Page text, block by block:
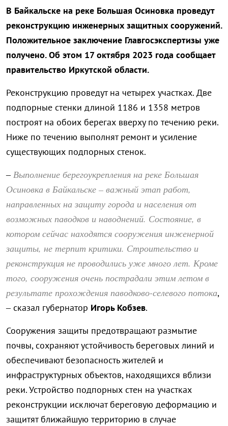
В Байкальске на реке Большая Осиновка проведут
реконструкцию инженерных защитных сооружений.
Положительное заключение Главгосэкспертизы уже
получено. Об этом 17 октября 2023 года сообщает
правительство Иркутской области.
Реконструкцию проведут на четырех участках. Две
подпорные стенки длиной 1186 и 1358 метров
построят на обоих берегах вверху по течению реки.
Ниже по течению выполнят ремонт и усиление
существующих подпорных стенок.
–Выполнение берегоукрепления на реке Большая
Осиновка в Байкальске – важный этап работ,
направленных на защиту города и населения от
возможных паводков и наводнений. Состояние, в
котором сейчас находятся сооружения инженерной
защиты, не терпит критики. Строительство и
реконструкция не проводились уже много лет. Кроме
того, сооружения очень пострадали этим летом в
результате прохождения паводково-селевого потока,
– сказал губернатор Игорь Кобзев.
Сооружения защиты предотвращают размытие
почвы, сохраняют устойчивость береговых линий и
обеспечивают безопасность жителей и
инфраструктурных объектов, находящихся вблизи
реки. Устройство подпорных стен на участках
реконструкции исключат береговую деформацию и
защитят ближайшую территорию в случае